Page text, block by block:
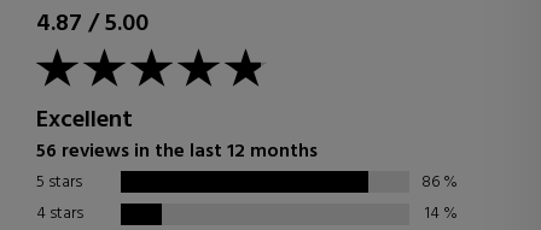
4.87/5.00
Excellent
56 reviews in the last 12 months
5 stars 86%
4 stars
14%